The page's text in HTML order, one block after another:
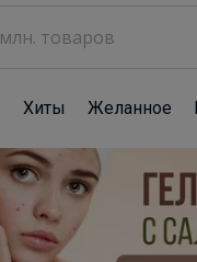
Хиты Желанное